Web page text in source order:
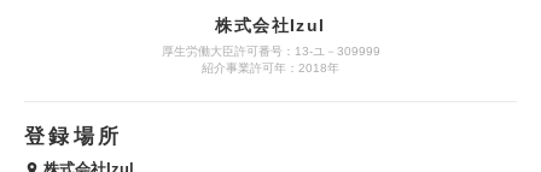
株式会社Izul
厚生労働大臣許可番号：13-ユ－309999
紹介事業許可年：2018年
登録場所